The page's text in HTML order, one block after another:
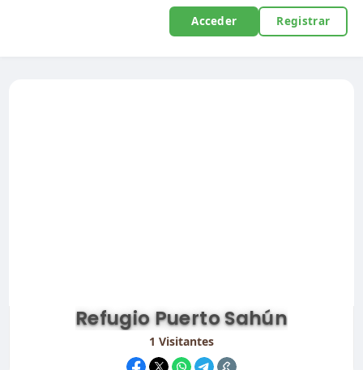
Acceder Registrar
Refugio Puerto Sahún
1 Visitantes